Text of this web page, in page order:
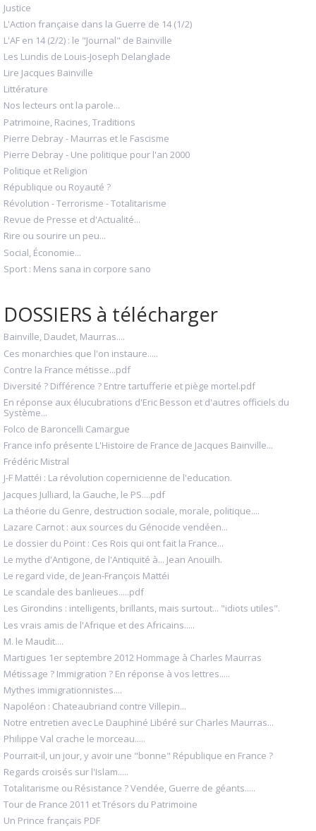
Justice
L'Action française dans la Guerre de 14 (1/2)
L'AF en 14 (2/2) : le "Journal" de Bainville
Les Lundis de Louis-Joseph Delanglade
Lire Jacques Bainville
Littérature
Nos lecteurs ont la parole...
Patrimoine, Racines, Traditions
Pierre Debray - Maurras et le Fascisme
Pierre Debray - Une politique pour l'an 2000
Politique et Religion
République ou Royauté ?
Révolution - Terrorisme - Totalitarisme
Revue de Presse et d'Actualité...
Rire ou sourire un peu...
Social, Économie...
Sport : Mens sana in corpore sano
DOSSIERS à télécharger
Bainville, Daudet, Maurras....
Ces monarchies que l'on instaure.....
Contre la France métisse...pdf
Diversité ? Différence ? Entre tartufferie et piège mortel.pdf
En réponse aux élucubrations d'Eric Besson et d'autres officiels du
Système...
Folco de Baroncelli Camargue
France info présente L'Histoire de France de Jacques Bainville...
Frédéric Mistral
J-F Mattéi : La révolution copernicienne de l'education.
Jacques Julliard, la Gauche, le PS....pdf
La théorie du Genre, destruction sociale, morale, politique....
Lazare Carnot : aux sources du Génocide vendéen...
Le dossier du Point : Ces Rois qui ont fait la France...
Le mythe d'Antigone, de l'Antiquité à... Jean Anouilh.
Le regard vide, de Jean-François Mattéi
Le scandale des banlieues.....pdf
Les Girondins : intelligents, brillants, mais surtout... "idiots utiles".
Les vrais amis de l'Afrique et des Africains.....
M. le Maudit....
Martigues 1er septembre 2012 Hommage à Charles Maurras
Métissage ? Immigration ? En réponse à vos lettres.....
Mythes immigrationnistes....
Napoléon : Chateaubriand contre Villepin...
Notre entretien avec Le Dauphiné Libéré sur Charles Maurras...
Philippe Val crache le morceau.....
Pourrait-il, un jour, y avoir une "bonne" République en France ?
Regards croisés sur l'Islam.....
Totalitarisme ou Résistance ? Vendée, Guerre de géants.....
Tour de France 2011 et Trésors du Patrimoine
Un Prince français PDF